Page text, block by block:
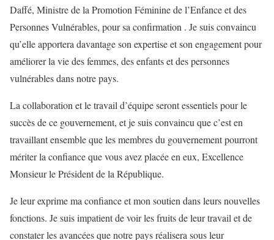
Daffé, Ministre de la Promotion Féminine de l’Enfance et des
Personnes Vulnérables, pour sa confirmation . Je suis convaincu
qu’elle apportera davantage son expertise et son engagement pour
améliorer la vie des femmes, des enfants et des personnes
vulnérables dans notre pays.
La collaboration et le travail d’équipe seront essentiels pour le
succès de ce gouvernement, et je suis convaincu que c’est en
travaillant ensemble que les membres du gouvernement pourront
mériter la confiance que vous avez placée en eux, Excellence
Monsieur le Président de la République.
Je leur exprime ma confiance et mon soutien dans leurs nouvelles
fonctions. Je suis impatient de voir les fruits de leur travail et de
constater les avancées que notre pays réalisera sous leur